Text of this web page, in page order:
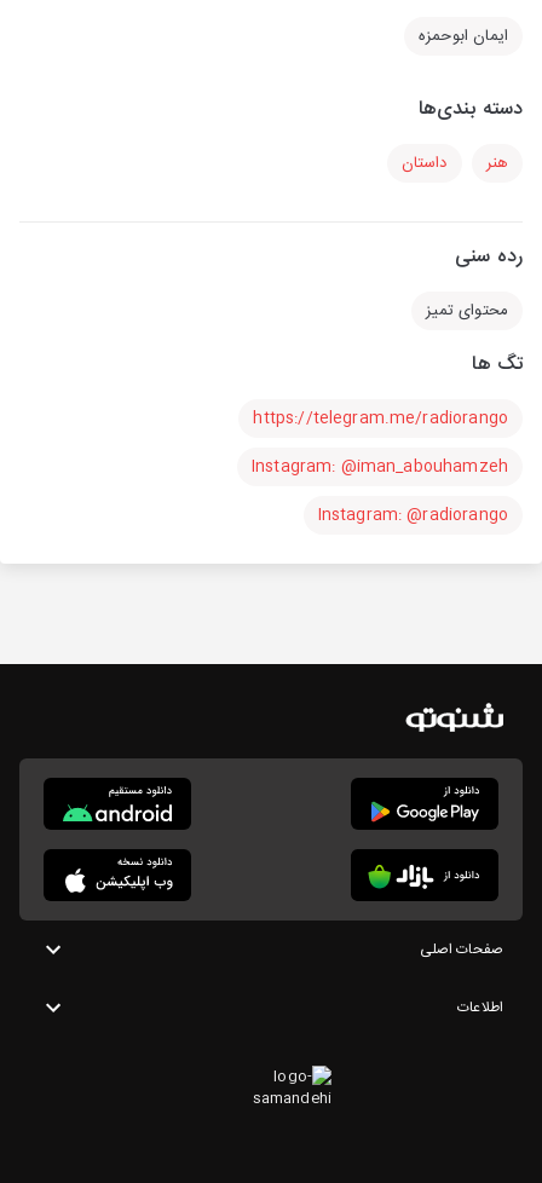
ایمان ابوحمزه
دسته بندی‌ها
هنر داستان
رده سنی
محتوای تمیز
تگ ها
https://telegram.me/radiorango
Instagram: @iman_abouhamzeh
Instagram: @radiorango
صفحات اصلی
اطلاعات